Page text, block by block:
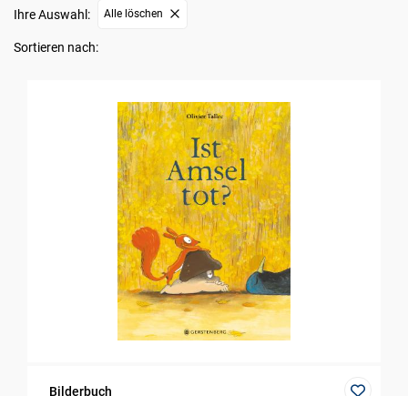
Ihre Auswahl: Alle löschen
Sortieren nach:
Bilderbuch